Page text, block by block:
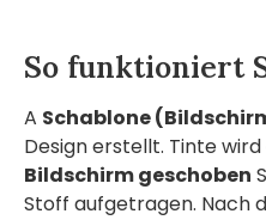
So funktioniert
A Schablone
Design erstellt. Tinte
Bildschirm geschoben
Stoff aufgetragen. Nach